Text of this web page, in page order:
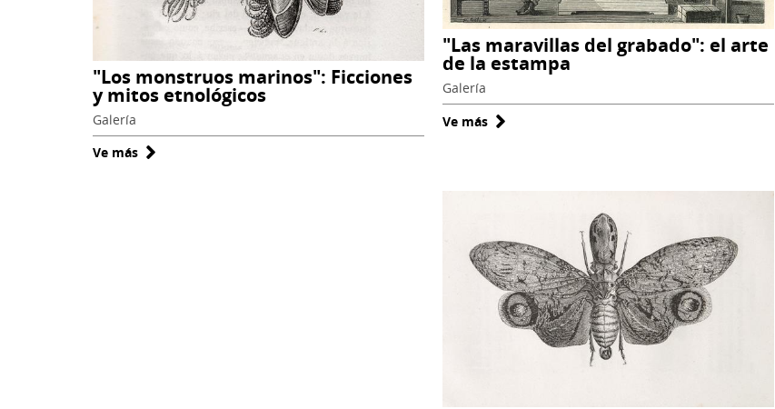
"Los monstruos marinos": Ficciones
y mitos etnológicos
Galería
Ve más sobre
"Las maravillas del grabado": el arte
de la estampa
Galería
Ve más sobre
arte
de
la
estampa